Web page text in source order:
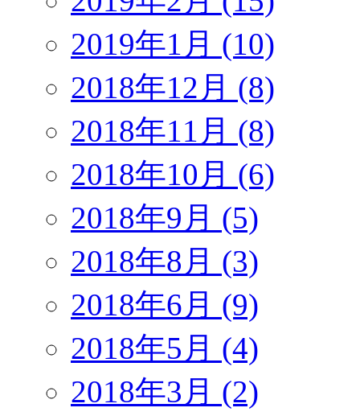
2019年1月 (10)
2018年12月 (8)
2018年11月 (8)
2018年10月 (6)
2018年9月 (5)
2018年8月 (3)
2018年6月 (9)
2018年5月 (4)
2018年3月 (2)